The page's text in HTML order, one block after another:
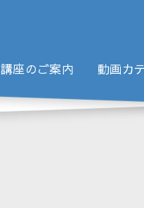
講座のご案内 動画カ